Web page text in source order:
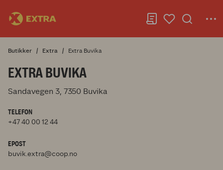
Butikker Extra Extra Buvika
EXTRA BUVIKA
Sandavegen 3, 7350 Buvika
TELEFON
+47 40 00 12 44
EPOST
buvik.extra@coop.no